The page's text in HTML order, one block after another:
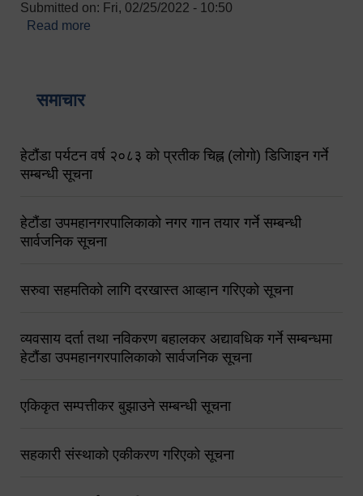
Submitted on: Fri, 02/25/2022 - 10:50
Read more
समाचार
हेटौंडा पर्यटन वर्ष २०८३ को प्रतीक चिह्न (लोगो) डिजिाइन गर्ने
सम्बन्धी सूचना
हेटौंडा उपमहानगरपालिकाको नगर गान तयार गर्ने सम्बन्धी
सार्वजनिक सूचना
सरुवा सहमतिको लागि दरखास्त आव्हान गरिएको सूचना
व्यवसाय दर्ता तथा नविकरण बहालकर अद्यावधिक गर्ने सम्बन्धमा
हेटौंडा उपमहानगरपालिकाको सार्वजनिक सूचना
एकिकृत सम्पत्तीकर बुझाउने सम्बन्धी सूचना
सहकारी संस्थाको एकीकरण गरिएको सूचना